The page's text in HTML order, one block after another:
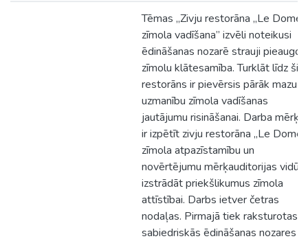
Tēmas „Zivju restorāna „Le Dome”
zīmola vadīšana” izvēli noteikusi
ēdināšanas nozarē strauji
zīmolu klātesamība. Turklāt līdz šim
restorāns ir pievērsis pārāk mazu
uzmanību zīmola vadīšanas
jautājumu risināšanai. Darba mērķis
ir izpētīt zivju restorāna „Le Dome”
zīmola atpazīstamību un
novērtējumu mērķauditorijas vidū
izstrādāt priekšlikumus zīmola
attīstībai. Darbs ietver četras
nodaļas. Pirmajā tiek raksturotas
sabiedriskās ēdināšanas nozares